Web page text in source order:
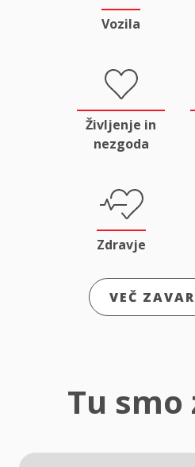
Vozila
Življenje in
nezgoda
Zdravje
VEČ
Tu smo